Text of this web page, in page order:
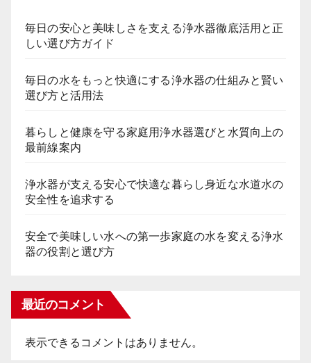
毎日の安心と美味しさを支える浄水器徹底活用と正
しい選び方ガイド
毎日の水をもっと快適にする浄水器の仕組みと賢い
選び方と活用法
暮らしと健康を守る家庭用浄水器選びと水質向上の
最前線案内
浄水器が支える安心で快適な暮らし身近な水道水の
安全性を追求する
安全で美味しい水への第一歩家庭の水を変える浄水
器の役割と選び方
最近のコメント
表示できるコメントはありません。